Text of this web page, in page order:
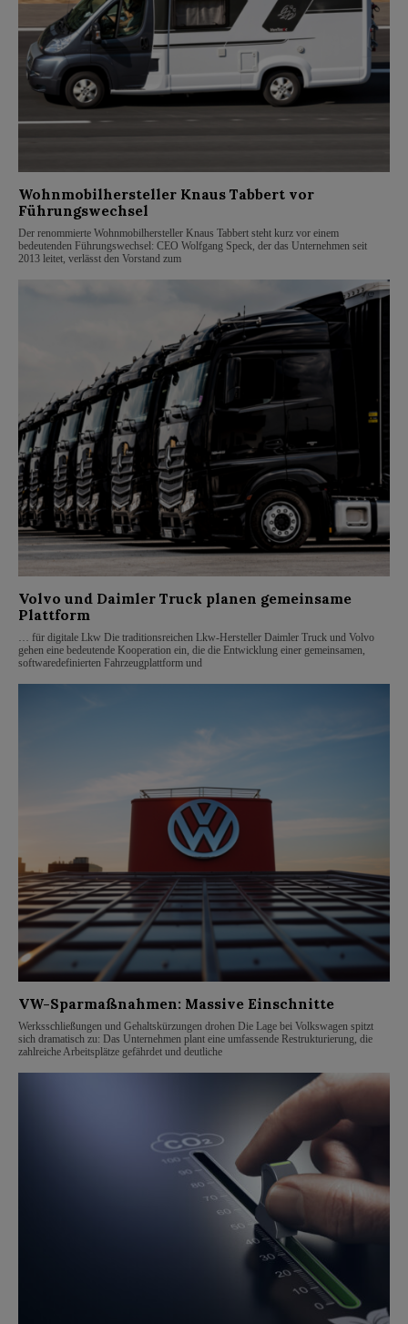
Wohnmobilhersteller Knaus Tabbert vor
Führungswechsel
Der renommierte Wohnmobilhersteller Knaus Tabbert steht kurz vor einem
bedeutenden Führungswechsel: CEO Wolfgang Speck, der das Unternehmen seit
2013 leitet, verlässt den Vorstand zum
Volvo und Daimler Truck planen gemeinsame
Plattform
… für digitale Lkw Die traditionsreichen Lkw-Hersteller Daimler Truck und Volvo
gehen eine bedeutende Kooperation ein, die die Entwicklung einer gemeinsamen,
softwaredefinierten Fahrzeugplattform und
VW-Sparmaßnahmen: Massive Einschnitte
Werksschließungen und Gehaltskürzungen drohen Die Lage bei Volkswagen spitzt
sich dramatisch zu: Das Unternehmen plant eine umfassende Restrukturierung, die
zahlreiche Arbeitsplätze gefährdet und deutliche